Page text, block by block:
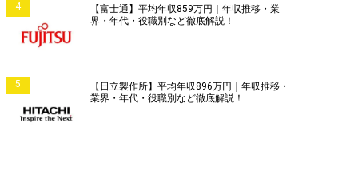
4
【富士通】平均年収859万円｜年収推移・業
界・年代・役職別など徹底解説！
5
【日立製作所】平均年収896万円｜年収推移・
業界・年代・役職別など徹底解説！